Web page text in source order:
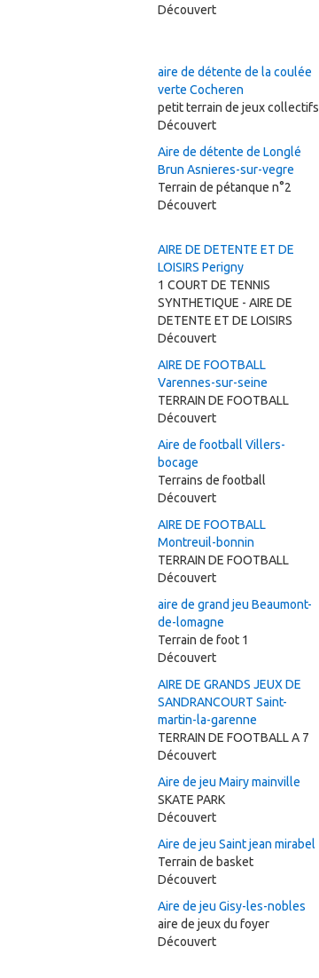
Découvert
aire de détente de la coulée
verte Cocheren
petit terrain de jeux collectifs
Découvert
Aire de détente de Longlé
Brun Asnieres-sur-vegre
Terrain de pétanque n°2
Découvert
AIRE DE DETENTE ET DE
LOISIRS Perigny
1 COURT DE TENNIS
SYNTHETIQUE - AIRE DE
DETENTE ET DE LOISIRS
Découvert
AIRE DE FOOTBALL
Varennes-sur-seine
TERRAIN DE FOOTBALL
Découvert
Aire de football Villers-
bocage
Terrains de football
Découvert
AIRE DE FOOTBALL
Montreuil-bonnin
TERRAIN DE FOOTBALL
Découvert
aire de grand jeu Beaumont-
de-lomagne
Terrain de foot 1
Découvert
AIRE DE GRANDS JEUX DE
SANDRANCOURT Saint-
martin-la-garenne
TERRAIN DE FOOTBALL A 7
Découvert
Aire de jeu Mairy mainville
SKATE PARK
Découvert
Aire de jeu Saint jean mirabel
Terrain de basket
Découvert
Aire de jeu Gisy-les-nobles
aire de jeux du foyer
Découvert